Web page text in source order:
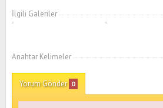
İlgili Galeriler
Anahtar Kelimeler
Yorum Gönder 0